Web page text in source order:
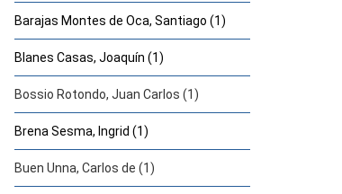
Barajas Montes de Oca, Santiago (1)
Blanes Casas, Joaquín (1)
Bossio Rotondo, Juan Carlos (1)
Brena Sesma, Ingrid (1)
Buen Unna, Carlos de (1)